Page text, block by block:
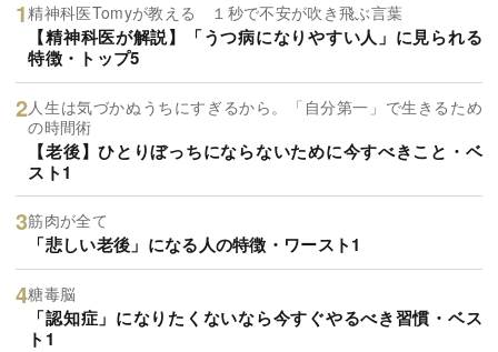
精神科医Tomyが教える １秒で不安が吹き飛ぶ言葉
【精神科医が解説】「うつ病になりやすい人」に見られる
特徴・トップ5
人生は気づかぬうちにすぎるから。「自分第一」で生きるため
の時間術
【老後】ひとりぼっちにならないために今すべきこと・ベ
スト1
筋肉が全て
「悲しい老後」になる人の特徴・ワースト1
糖毒脳
「認知症」になりたくないなら今すぐやるべき習慣・ベス
ト1